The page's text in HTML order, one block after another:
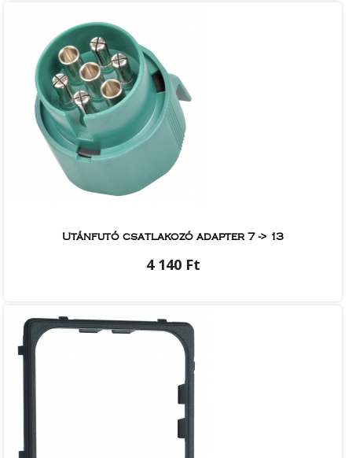
Utánfutó csatlakozó adapter 7 -> 13
4 140 Ft